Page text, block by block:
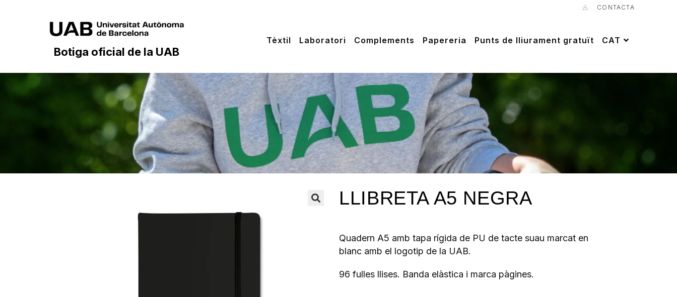
CONTACTA
Botiga oficial de la UAB
Tèxtil Laboratori Complements Papereria Punts de lliurament gratuït CAT
LLIBRETA A5 NEGRA
Quadern A5 amb tapa rígida de PU de tacte suau marcat en
blanc amb el logotip de la UAB.
96 fulles llises. Banda elàstica i marca pàgines.